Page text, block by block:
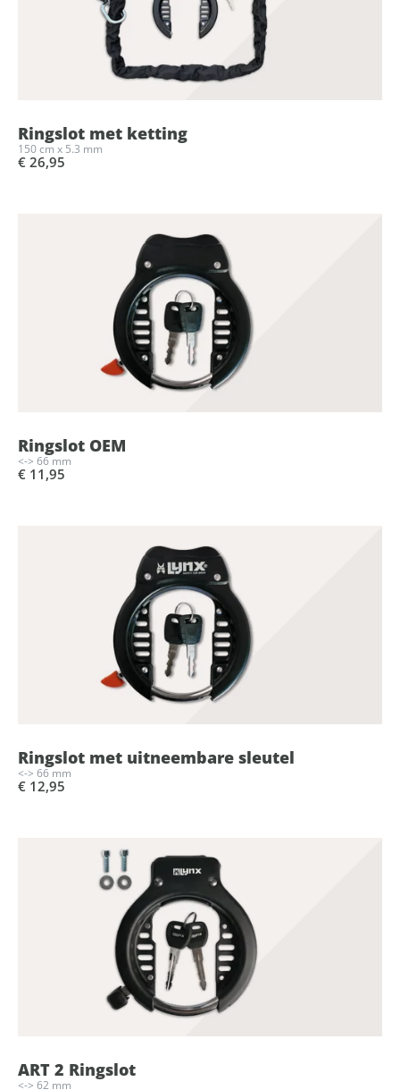
Ringslot met ketting
150 cm x 5.3 mm
€ 26,95
Ringslot OEM
<-> 66 mm
€ 11,95
Ringslot met uitneembare sleutel
<-> 66 mm
€ 12,95
ART 2 Ringslot
<-> 62 mm